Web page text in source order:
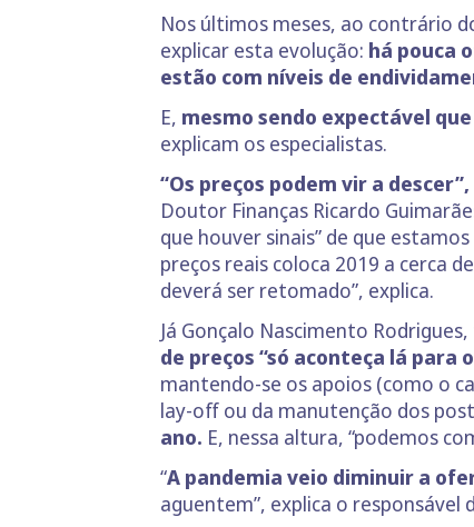
Nos últimos meses, ao contrário
explicar esta evolução: há pouca
estão com níveis de
E, mesmo sendo expectável
explicam os especialistas.
“Os preços podem vir a
Doutor Finanças Ricardo
que houver sinais” de que
preços reais coloca 2019 a cerca
deverá ser retomado”, explica.
Já Gonçalo Nascimento
de preços “só aconteça lá para
mantendo-se os apoios (como o
lay-off ou da manutenção dos
ano. E, nessa altura, “podemos
“A pandemia veio diminuir a
aguentem”, explica o responsável